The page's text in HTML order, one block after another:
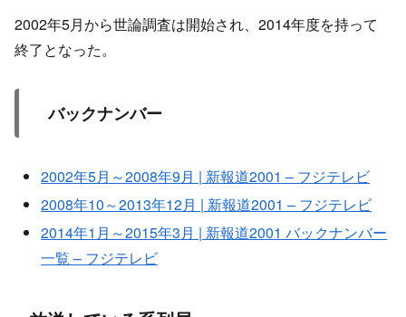
2002年5月から世論調査は開始され、2014年度を持って
終了となった。
バックナンバー
2002年5月～2008年9月 | 新報道2001 – フジテレビ
2008年10～2013年12月 | 新報道2001 – フジテレビ
2014年1月～2015年3月 | 新報道2001 バックナンバー
一覧 – フジテレビ